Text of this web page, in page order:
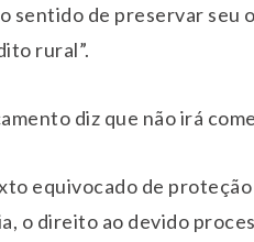
sentido de preservar seu
rural”.
diz que não irá
equivocado de
o direito ao devido